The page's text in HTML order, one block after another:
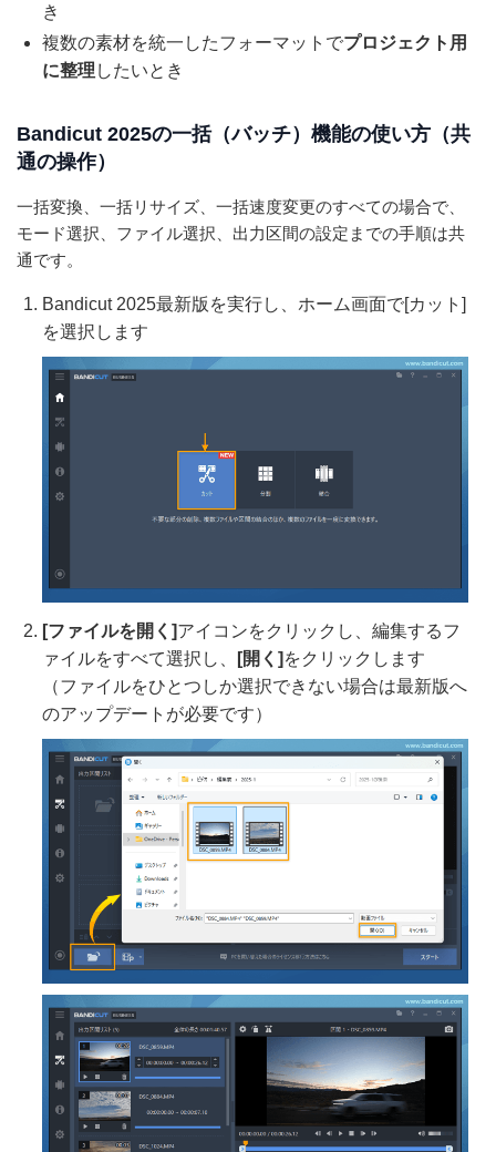
き
複数の素材を統一したフォーマットでプロジェクト用
に整理 したいとき
Bandicut 2025の一括（バッチ）機能の使い方（共
通の操作）
一括変換、一括リサイズ、一括速度変更のすべての場合で、
モード選択、ファイル選択、出力区間の設定までの手順は共
通です。
Bandicut 2025最新版を実行し、ホーム画面で[カット]
を選択します
[ファイルを開く]アイコンをクリックし、編集するフ
ァイルをすべて選択し、
[開く] をクリックします
（ファイルをひとつしか選択できない場合は最新版へ
のアップデートが必要です）